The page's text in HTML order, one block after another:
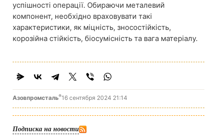
успішності операції. Обираючи металевий
компонент, необхідно враховувати такі
характеристики, як міцність, зносостійкість,
корозійна стійкість, біосумісність та вага матеріалу.
Азовпромсталь®16 сентября 2024 21:14
Подписка на новости